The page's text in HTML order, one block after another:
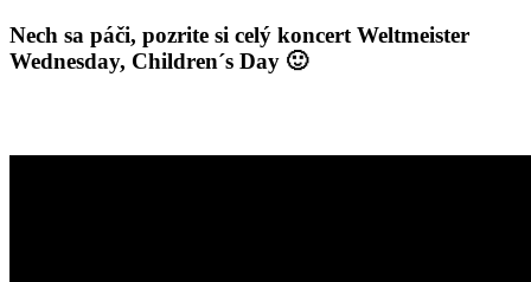
Nech sa páči, pozrite si celý koncert Weltmeister
Wednesday, Children´s Day 🙂